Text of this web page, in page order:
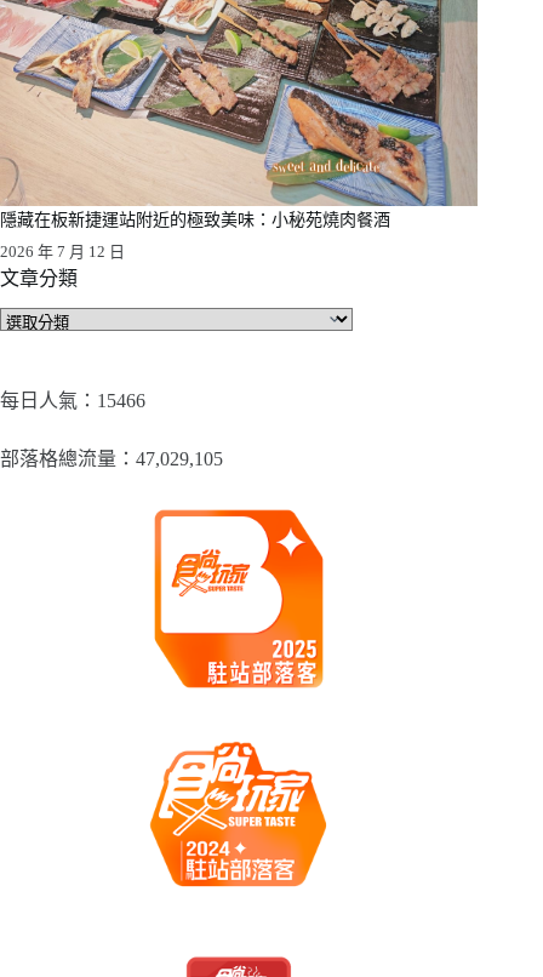
隱藏在板新捷運站附近的極致美味：小秘苑燒肉餐酒
2026 年 7 月 12 日
文章分類
文
類
每日人氣：15466
部落格總流量：​47,029,105